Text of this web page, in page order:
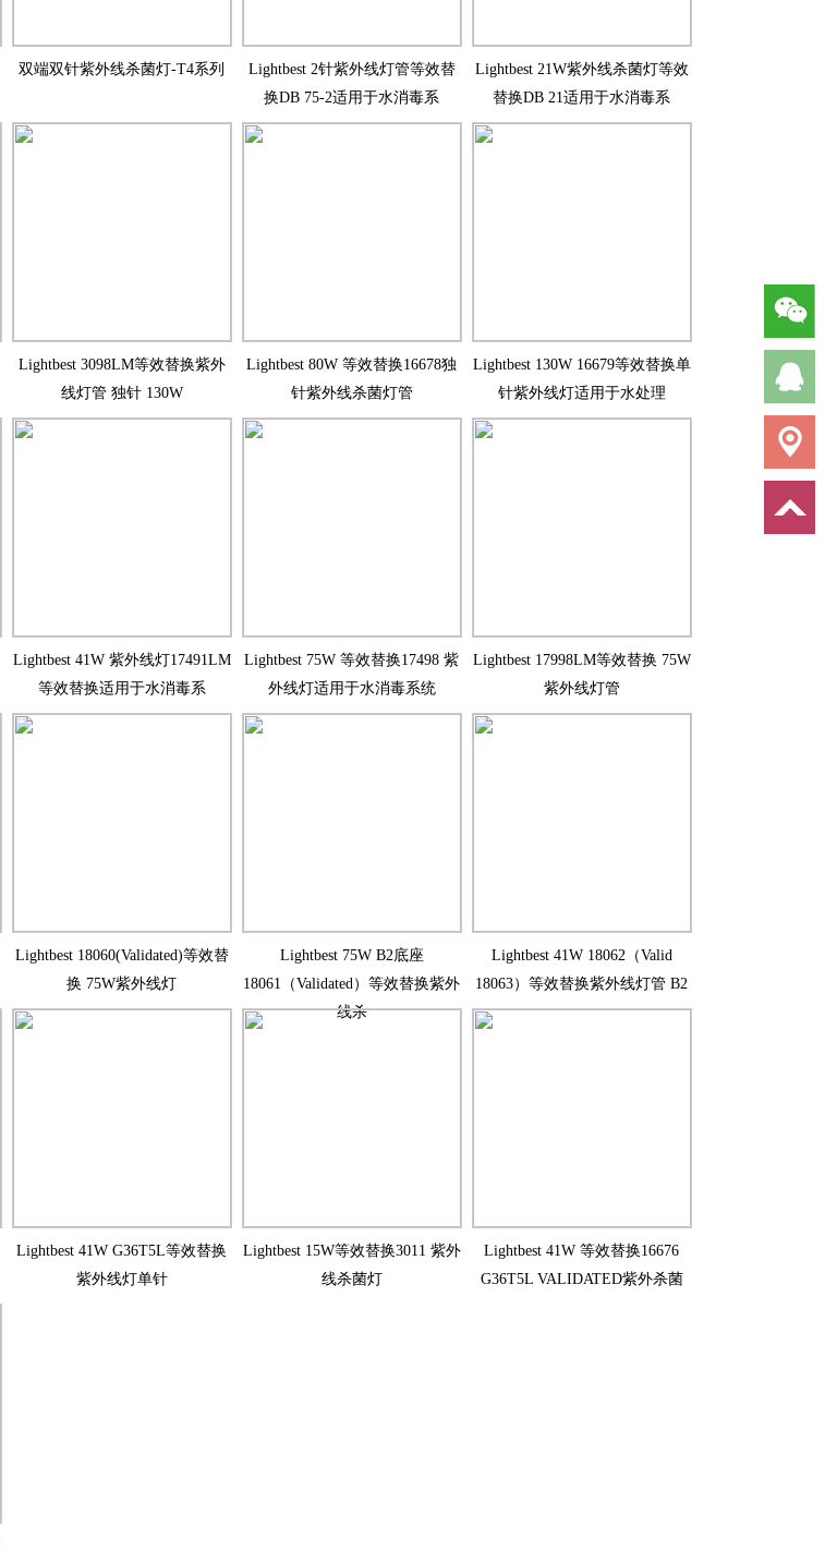
双端双针紫外线杀菌灯-T4系列
Lightbest 2针紫外线灯管等效替
换DB 75-2适用于水消毒系
Lightbest 21W紫外线杀菌灯等效
替换DB 21适用于水消毒系
Lightbest 3098LM等效替换紫外
线灯管 独针 130W
Lightbest 80W 等效替换16678独
针紫外线杀菌灯管
Lightbest 130W 16679等效替换单
针紫外线灯适用于水处理
Lightbest 41W 紫外线灯17491LM
等效替换适用于水消毒系
Lightbest 75W 等效替换17498 紫
外线灯适用于水消毒系统
Lightbest 17998LM等效替换 75W
紫外线灯管
Lightbest 18060(Validated)等效替
换 75W紫外线灯
Lightbest 75W B2底座
18061（Validated）等效替换紫外
线杀
Lightbest 41W 18062（Valid
18063）等效替换紫外线灯管 B2
Lightbest 41W G36T5L等效替换
紫外线灯单针
Lightbest 15W等效替换3011 紫外
线杀菌灯
Lightbest 41W 等效替换16676
G36T5L VALIDATED紫外杀菌